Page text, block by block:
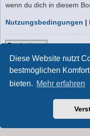
Diese Website nutzt
bestmöglichen
bieten. Mehr erfahren
wenn du dich in diesem
Nutzungsbedingungen |
Registrieren
Campers-World-Forum
Style developer byforum
Deutsche